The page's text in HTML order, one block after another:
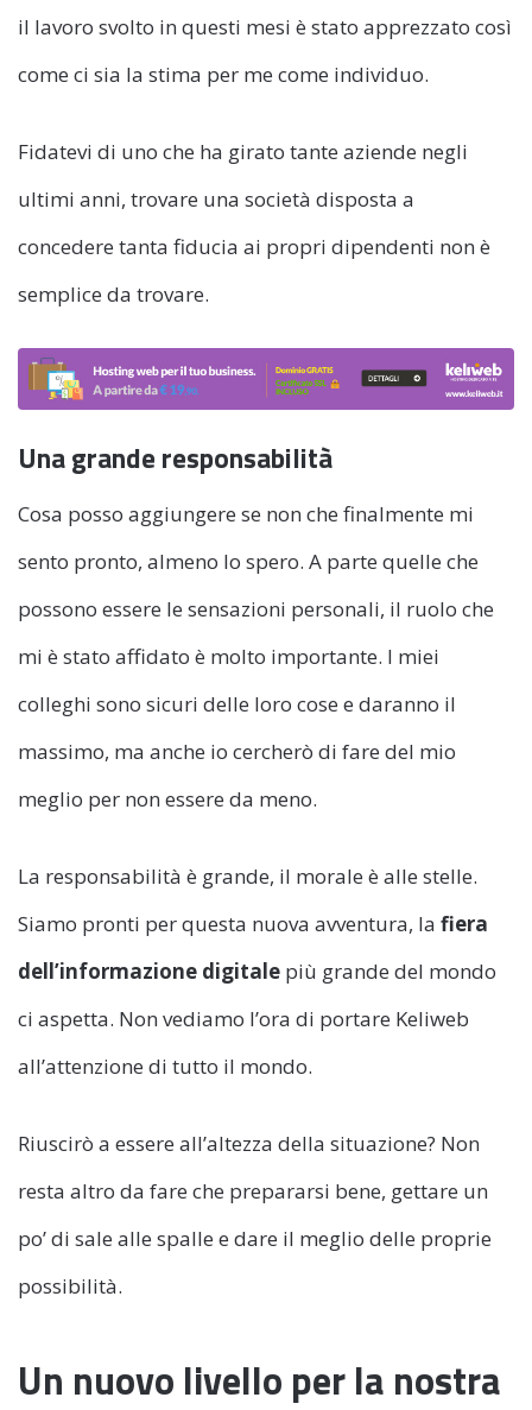
il lavoro svolto in questi mesi è stato apprezzato così
come ci sia la stima per me come individuo.
Fidatevi di uno che ha girato tante aziende negli
ultimi anni, trovare una società disposta a
concedere tanta fiducia ai propri dipendenti non è
semplice da trovare.
Una grande responsabilità
Cosa posso aggiungere se non che finalmente mi
sento pronto, almeno lo spero. A parte quelle che
possono essere le sensazioni personali, il ruolo che
mi è stato affidato è molto importante. I miei
colleghi sono sicuri delle loro cose e daranno il
massimo, ma anche io cercherò di fare del mio
meglio per non essere da meno.
La responsabilità è grande, il morale è alle stelle.
Siamo pronti per questa nuova avventura, la fiera
dell’informazione digitale più grande del mondo
ci aspetta. Non vediamo l’ora di portare Keliweb
all’attenzione di tutto il mondo.
Riuscirò a essere all’altezza della situazione? Non
resta altro da fare che prepararsi bene, gettare un
po’ di sale alle spalle e dare il meglio delle proprie
possibilità.
Un nuovo livello per la nostra